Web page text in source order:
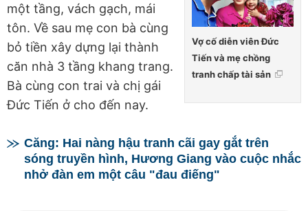
Vợ cố diễn viên Đức
Tiến và mẹ chồng
tranh chấp tài sản
một tầng, vách gạch, mái
tôn. Về sau mẹ con bà cùng
bỏ tiền xây dựng lại thành
căn nhà 3 tầng khang trang.
Bà cùng con trai và chị gái
Đức Tiến ở cho đến nay.
Căng: Hai nàng hậu tranh cãi gay gắt trên
sóng truyền hình, Hương Giang vào cuộc nhắc
nhở đàn em một câu "đau điếng"